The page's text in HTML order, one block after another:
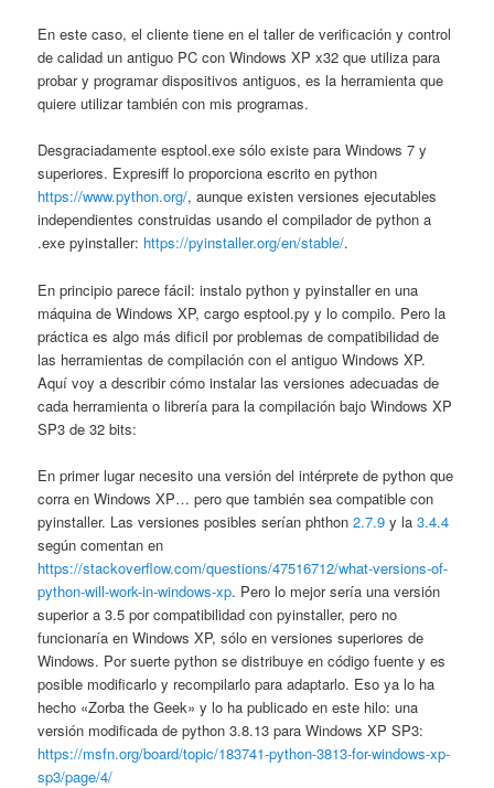
En este caso, el cliente tiene en el taller de verificación y control
de calidad un antiguo PC con Windows XP x32 que utiliza para
probar y programar dispositivos antiguos, es la herramienta que
quiere utilizar también con mis programas.
Desgraciadamente esptool.exe sólo existe para Windows 7 y
superiores. Expresiff lo proporciona escrito en python
https://www.python.org/, aunque existen versiones ejecutables
independientes construidas usando el compilador de python a
.exe pyinstaller: https://pyinstaller.org/en/stable/.
En principio parece fácil: instalo python y pyinstaller en una
máquina de Windows XP, cargo esptool.py y lo compilo. Pero la
práctica es algo más dificil por problemas de compatibilidad de
las herramientas de compilación con el antiguo Windows XP.
Aquí voy a describir cómo instalar las versiones adecuadas de
cada herramienta o librería para la compilación bajo Windows XP
SP3 de 32 bits:
En primer lugar necesito una versión del intérprete de python que
corra en Windows XP… pero que también sea compatible con
pyinstaller. Las versiones posibles serían phthon2.7.9 y la3.4.4
según comentan en
https://stackoverflow.com/questions/47516712/what-versions-of-
python-will-work-in-windows-xp. Pero lo mejor sería una versión
superior a 3.5 por compatibilidad con pyinstaller, pero no
funcionaría en Windows XP, sólo en versiones superiores de
Windows. Por suerte python se distribuye en código fuente y es
posible modificarlo y recompilarlo para adaptarlo. Eso ya lo ha
hecho «Zorba the Geek» y lo ha publicado en este hilo: una
versión modificada de python 3.8.13 para Windows XP SP3:
https://msfn.org/board/topic/183741-python-3813-for-windows-xp-
sp3/page/4/